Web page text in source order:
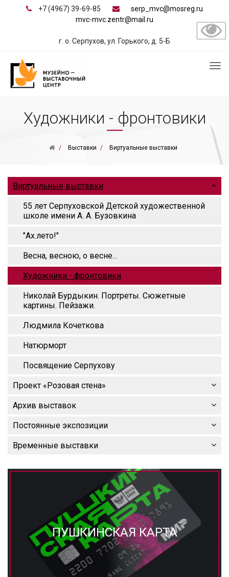
+7 (4967) 39-69-85
serp_mvc@mosreg.ru
mvc-mvc.zentr@mail.ru
г. о. Серпухов, ул. Горького, д. 5-Б
Художники - фронтовики
Выставки Виртуальные выставки
Виртуальные выставки
55 лет Серпуховской Детской художественной
школе имени А. А. Бузовкина
"Ах.лето!"
Весна, весною, о весне...
Художники - фронтовики
Николай Бурдыкин. Портреты. Сюжетные
картины. Пейзажи.
Людмила Кочеткова
Натюрморт
Посвящение Серпухову
Проект «Розовая стена»
Архив выставок
Постоянные экспозиции
Временные выставки
ПУШКИНСКАЯ КАРТА